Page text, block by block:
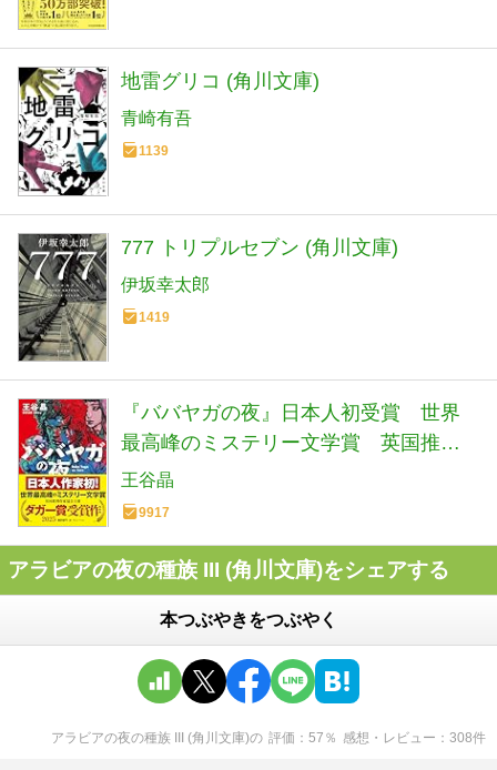
地雷グリコ (角川文庫)
青崎有吾
1139
777 トリプルセブン (角川文庫)
伊坂幸太郎
1419
『ババヤガの夜』日本人初受賞 世界
最高峰のミステリー文学賞 英国推理
作家協会賞(ダガー賞） (河出文庫 お 46-
1)
王谷晶
9917
アラビアの夜の種族 III (角川文庫)をシェアする
本つぶやきをつぶやく
アラビアの夜の種族 III (角川文庫)の 評価 57 ％ 感想・レビュー 308件